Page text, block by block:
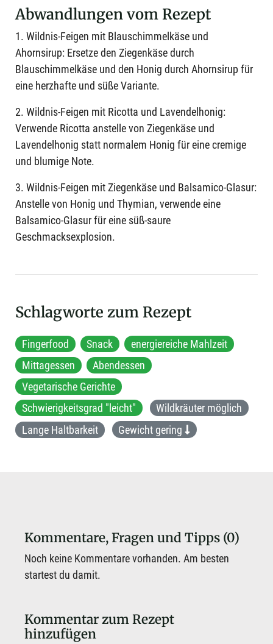
Abwandlungen vom Rezept
1. Wildnis-Feigen mit Blauschimmelkäse und
Ahornsirup: Ersetze den Ziegenkäse durch
Blauschimmelkäse und den Honig durch Ahornsirup für
eine herzhafte und süße Variante.
2. Wildnis-Feigen mit Ricotta und Lavendelhonig:
Verwende Ricotta anstelle von Ziegenkäse und
Lavendelhonig statt normalem Honig für eine cremige
und blumige Note.
3. Wildnis-Feigen mit Ziegenkäse und Balsamico-Glasur:
Anstelle von Honig und Thymian, verwende eine
Balsamico-Glasur für eine süß-saure
Geschmacksexplosion.
Schlagworte zum Rezept
Fingerfood Snack
energiereiche Mahlzeit
Mittagessen
Abendessen
Vegetarische Gerichte
Schwierigkeitsgrad "leicht"
Wildkräuter möglich
Lange Haltbarkeit
Gewicht gering
Kommentare, Fragen und Tipps (0)
Noch keine Kommentare vorhanden. Am besten
startest du damit.
Kommentar zum Rezept
hinzufügen